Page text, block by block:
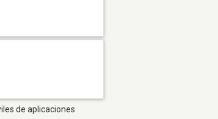
de aplicaciones